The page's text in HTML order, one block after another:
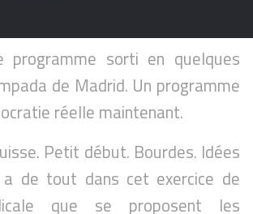
programme sorti en quelques
de Madrid. Un programme
réelle maintenant.
Petit début. Bourdes. Idées
de tout dans cet exercice de
que se proposent les